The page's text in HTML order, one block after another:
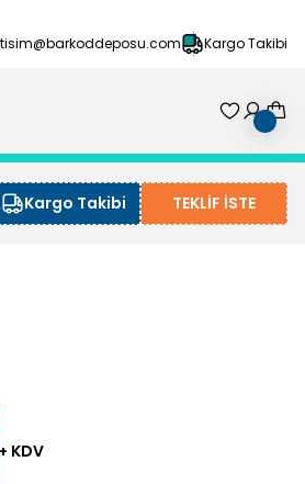
Kargo Takibi
Kargo Takibi TEKLİF İSTE
+ KDV